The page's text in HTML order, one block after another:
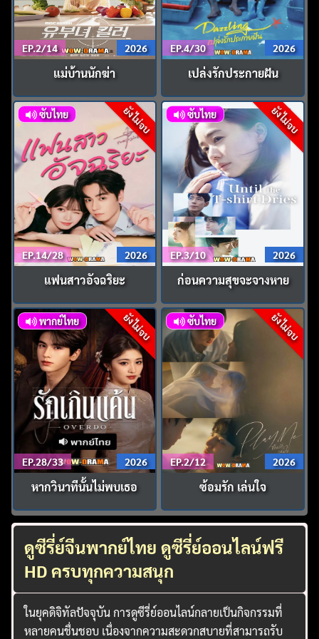
EP.2/14 2026
แม่บ้านนักฆ่า
EP.4/30 2026
เปล่งรักประกายฝัน
ยังไม่จบ
ซับไทย
EP.14/28 2026
แฟนสาวอัจฉริยะ
ยังไม่จบ
ซับไทย
EP.3/10 2026
ก่อนความสุขจะจางหาย
ยังไม่จบ
พากย์ไทย
EP.28/33 2026
หากวินาทีนั้นไม่พบเธอ
ยังไม่จบ
ซับไทย
EP.2/12 2026
ซ้อมรัก เล่นใจ
ดูซีรี่ย์จีนพากย์ไทย ดูซีรี่ย์ออนไลน์ฟรี
HD ครบทุกความสนุก
ในยุคดิจิทัลปัจจุบัน การดูซีรี่ย์ออนไลน์กลายเป็นกิจกรรมที่
หลายคนชื่นชอบ เนื่องจากความสะดวกสบายที่สามารถรับ